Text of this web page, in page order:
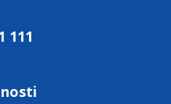
111